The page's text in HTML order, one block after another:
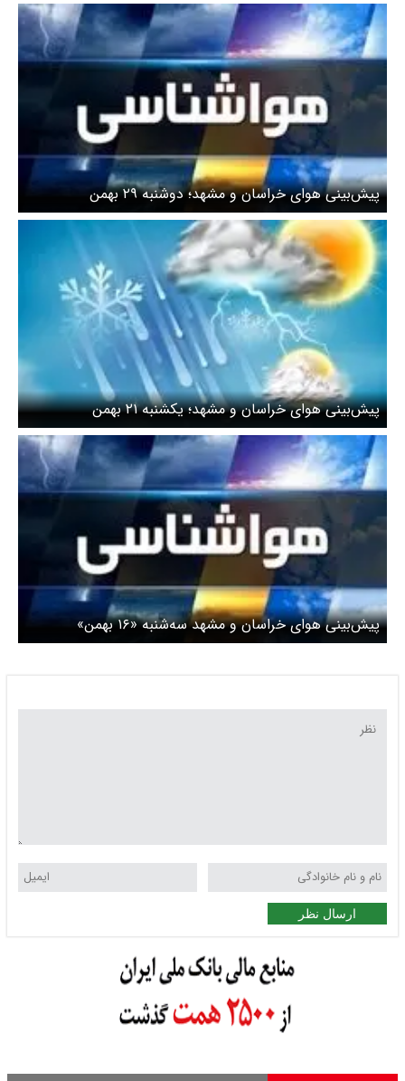
پیش‌بینی هوای خراسان و مشهد؛ دوشنبه ۲۹ بهمن
پیش‌بینی هوای خراسان و مشهد؛ یکشنبه ۲۱ بهمن
پیش‌بینی هوای خراسان و مشهد سه‌شنبه «۱۶ بهمن»
ارسال نظر